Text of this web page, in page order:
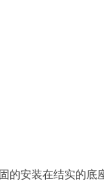
的安装在结实的底